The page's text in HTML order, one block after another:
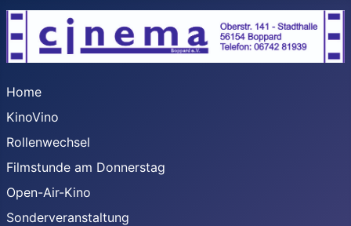
Home
KinoVino
Rollenwechsel
Filmstunde am Donnerstag
Open-Air-Kino
Sonderveranstaltung